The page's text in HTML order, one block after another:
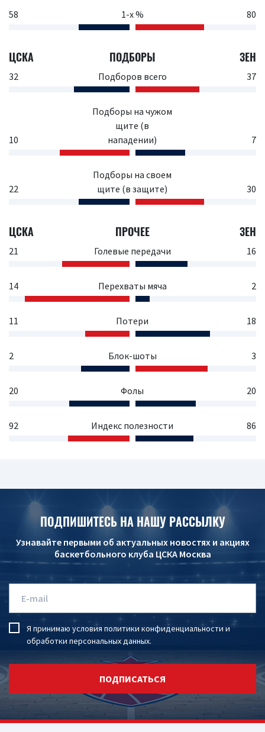
58 1-х % 80
ЦСКА ПОДБОРЫ ЗЕН
32 Подборов всего 37
10
Подборы на чужом
щите (в
нападении)
7
22
Подборы на своем
щите (в защите)
30
ЦСКА ПРОЧЕЕ ЗЕН
21 Голевые передачи 16
14 Перехваты мяча 2
11 Потери 18
2 Блок-шоты 3
20 Фолы 20
92 Индекс полезности 86
ПОДПИШИТЕСЬ НА НАШУ РАССЫЛКУ
Узнавайте первыми об актуальных новостях и акциях
баскетбольного клуба ЦСКА Москва
Я принимаю условия политики конфиденциальности и
обработки персональных данных.
ПОДПИСАТЬСЯ